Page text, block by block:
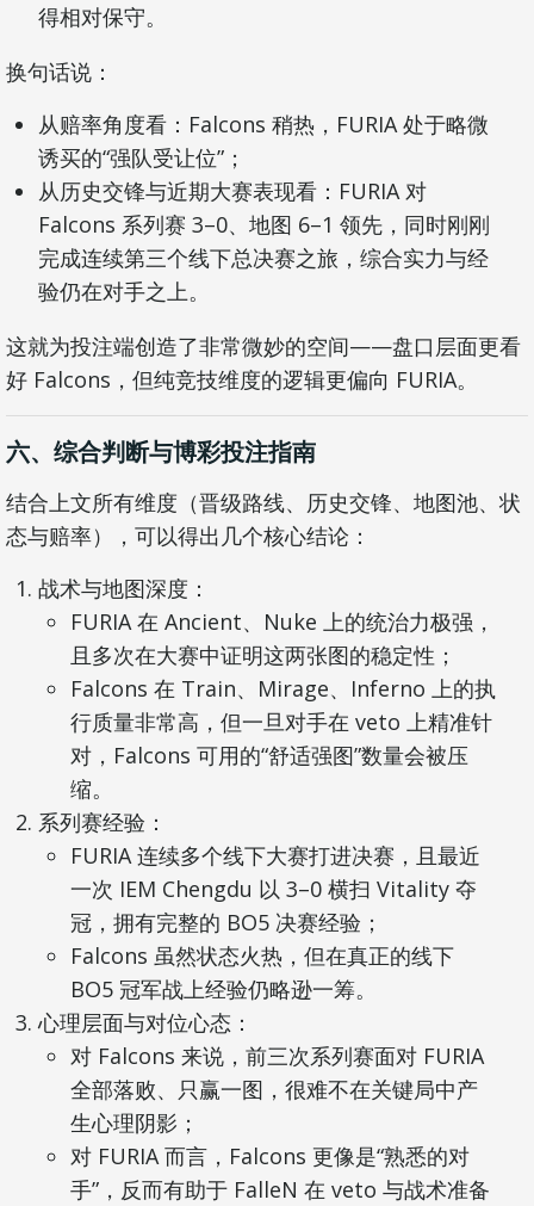
得相对保守。
换句话说：
从赔率角度看：Falcons 稍热，FURIA 处于略微
诱买的“强队受让位”；
从历史交锋与近期大赛表现看：FURIA 对
Falcons 系列赛 3–0、地图 6–1 领先，同时刚刚
完成连续第三个线下总决赛之旅，综合实力与经
验仍在对手之上。
这就为投注端创造了非常微妙的空间——盘口层面更看
好 Falcons，但纯竞技维度的逻辑更偏向 FURIA。
六、综合判断与博彩投注指南
结合上文所有维度（晋级路线、历史交锋、地图池、状
态与赔率），可以得出几个核心结论：
战术与地图深度：
FURIA 在 Ancient、Nuke 上的统治力极强，
且多次在大赛中证明这两张图的稳定性；
Falcons 在 Train、Mirage、Inferno 上的执
行质量非常高，但一旦对手在 veto 上精准针
对，Falcons 可用的“舒适强图”数量会被压
缩。
系列赛经验：
FURIA 连续多个线下大赛打进决赛，且最近
一次 IEM Chengdu 以 3–0 横扫 Vitality 夺
冠，拥有完整的 BO5 决赛经验；
Falcons 虽然状态火热，但在真正的线下
BO5 冠军战上经验仍略逊一筹。
心理层面与对位心态：
对 Falcons 来说，前三次系列赛面对 FURIA
全部落败、只赢一图，很难不在关键局中产
生心理阴影；
对 FURIA 而言，Falcons 更像是“熟悉的对
手”，反而有助于 FalleN 在 veto 与战术准备